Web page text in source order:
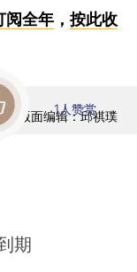
阅全年， 按此收
版面编辑：邱祺璞
1人赞赏
期